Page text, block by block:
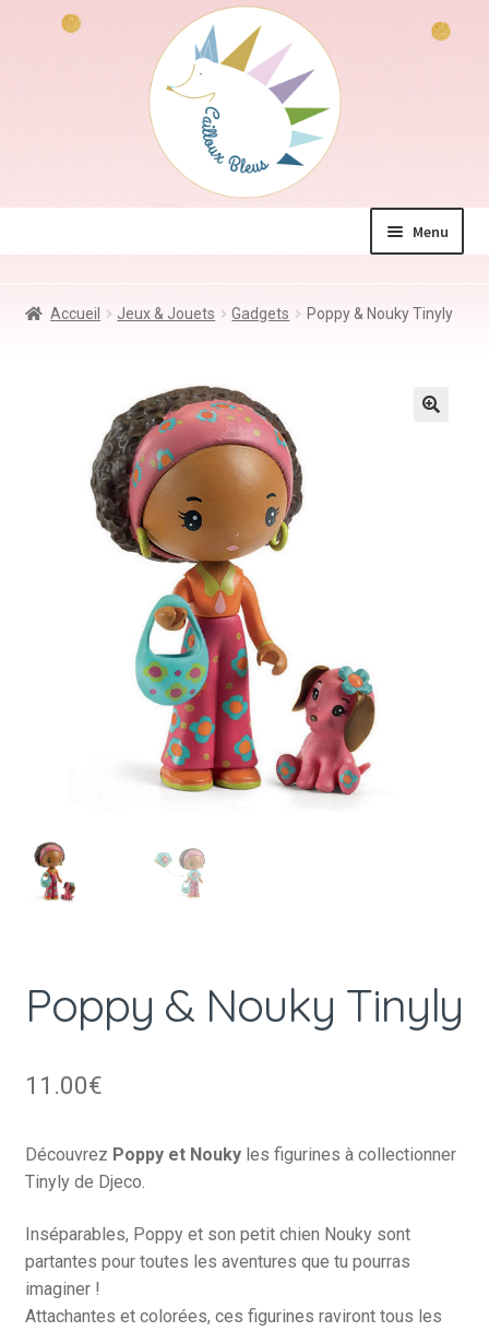
Menu
Jeux & Jouets
Coin des mamans
Kdo à – de 10€
Accueil Jeux & Jouets Gadgets Poppy & Nouky Tinyly
Poppy & Nouky Tinyly
11.00€
Découvrez Poppy et Noukyles figurines à collectionner
Tinyly de Djeco.
Inséparables, Poppy et son petit chien Nouky sont
partantes pour toutes les aventures que tu pourras
imaginer !
Attachantes et colorées, ces figurines raviront tous les